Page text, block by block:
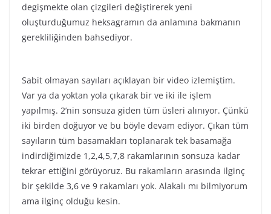
degişmekte olan çizgileri değiştirerek yeni
oluşturduğumuz heksagramın da anlamına bakmanın
gerekliliğinden bahsediyor.
Sabit olmayan sayıları açıklayan bir video izlemiştim.
Var ya da yoktan yola çıkarak bir ve iki ile işlem
yapılmış. 2’nin sonsuza giden tüm üsleri alınıyor. Çünkü
iki birden doğuyor ve bu böyle devam ediyor. Çıkan tüm
sayıların tüm basamakları toplanarak tek basamağa
indirdiğimizde 1,2,4,5,7,8 rakamlarının sonsuza kadar
tekrar ettiğini görüyoruz. Bu rakamların arasında ilginç
bir şekilde 3,6 ve 9 rakamları yok. Alakalı mı bilmiyorum
ama ilginç olduğu kesin.